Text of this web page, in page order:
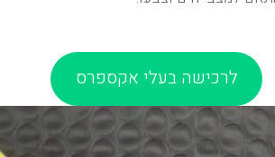
לרכישה בעלי אקספרס